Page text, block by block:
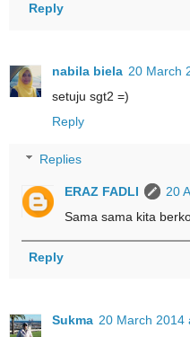
Reply
nabila biela 20 March
setuju sgt2 =)
Reply
Replies
ERAZ FADLI
20
Sama sama kita
Reply
Sukma 20 March 2014